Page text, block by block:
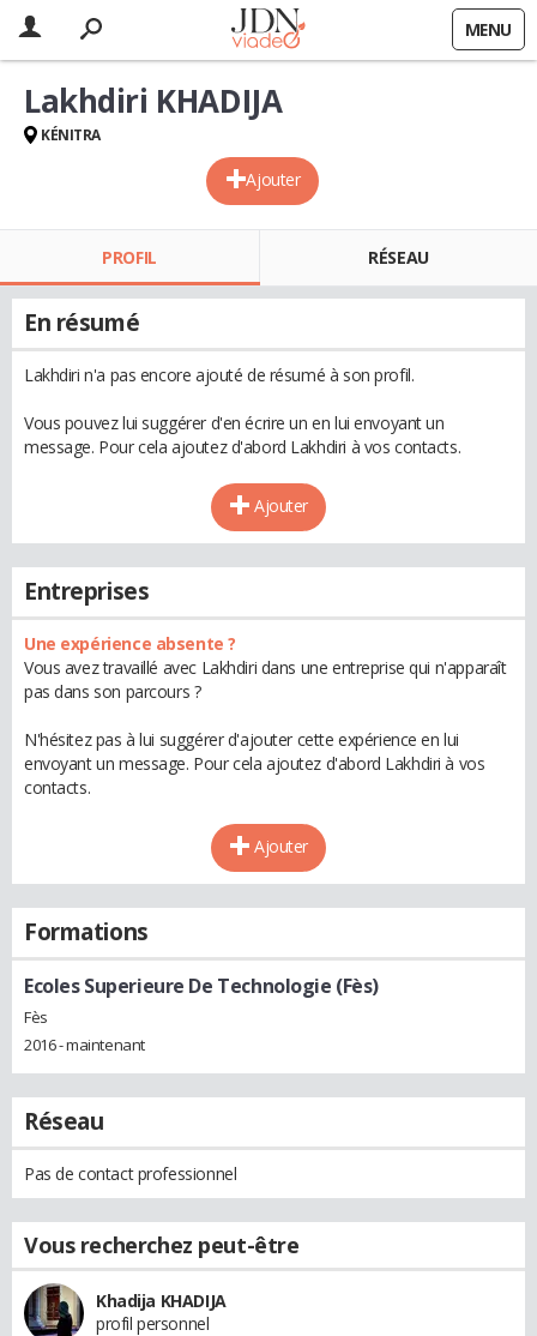
MENU
Ajouter
Lakhdiri KHADIJA
KÉNITRA
PROFIL RÉSEAU
En résumé
Lakhdiri n'a pas encore ajouté de résumé à son profil.
Vous pouvez lui suggérer d'en écrire un en lui envoyant un
message. Pour cela ajoutez d'abord Lakhdiri à vos contacts.
Ajouter
Entreprises
Une expérience absente ?
Vous avez travaillé avec Lakhdiri dans une entreprise qui n'apparaît
pas dans son parcours ?
N'hésitez pas à lui suggérer d'ajouter cette expérience en lui
envoyant un message. Pour cela ajoutez d'abord Lakhdiri à vos
contacts.
Ajouter
Formations
Ecoles Superieure De Technologie (Fès)
Fès
2016 - maintenant
Réseau
Pas de contact professionnel
Vous recherchez peut-être
Khadija KHADIJA
profil personnel